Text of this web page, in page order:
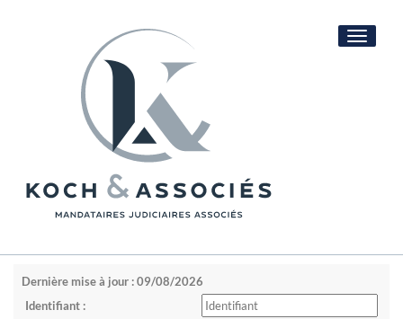
Toggle
Dernière mise à jour : 09/08/2026
Identifiant :